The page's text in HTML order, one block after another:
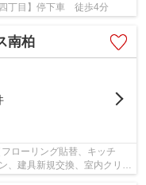
丁目】停下車 徒歩4分
南柏
ローリング貼替、キッチ
、建具新規交換、室内クリー